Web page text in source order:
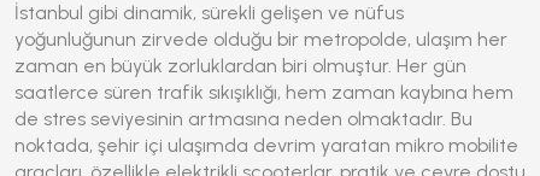
İstanbul gibi dinamik, sürekli gelişen ve nüfus
yoğunluğunun zirvede olduğu bir metropolde, ulaşım her
zaman en büyük zorluklardan biri olmuştur. Her gün
saatlerce süren trafik sıkışıklığı, hem zaman kaybına hem
de stres seviyesinin artmasına neden olmaktadır. Bu
noktada, şehir içi ulaşımda devrim yaratan mikro mobilite